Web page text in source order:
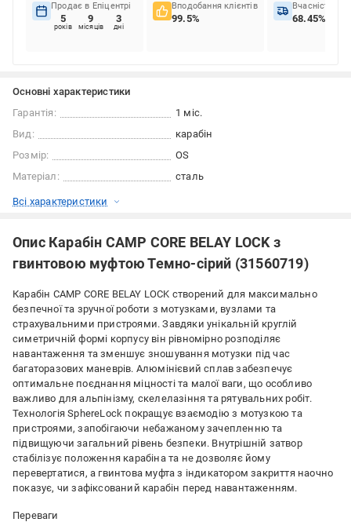
Продає в Епіцентрі
5
років
9
місяців
3
дні
Вподобання клієнтів
99.5%
Вчасність
68.45%
Основні характеристики
Гарантія:
1 міс.
Вид:
карабін
Розмір:
OS
Матеріал:
сталь
Всі характеристики
Опис Карабін CAMP CORE BELAY LOCK з
гвинтовою муфтою Темно-сірий (31560719)
Карабін CAMP CORE BELAY LOCK створений для максимально
безпечної та зручної роботи з мотузками, вузлами та
страхувальними пристроями. Завдяки унікальній круглій
симетричній формі корпусу він рівномірно розподіляє
навантаження та зменшує зношування мотузки під час
багаторазових маневрів. Алюмінієвий сплав забезпечує
оптимальне поєднання міцності та малої ваги, що особливо
важливо для альпінізму, скелелазіння та рятувальних робіт.
Технологія SphereLock покращує взаємодію з мотузкою та
пристроями, запобігаючи небажаному зачепленню та
підвищуючи загальний рівень безпеки. Внутрішній затвор
стабілізує положення карабіна та не дозволяє йому
перевертатися, а гвинтова муфта з індикатором закриття наочно
показує, чи зафіксований карабін перед навантаженням.
Переваги